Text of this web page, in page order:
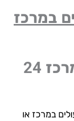
✅ החלפת מנעולים במרכז 24
או